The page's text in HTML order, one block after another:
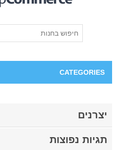
CATEGORIES
Desktops
Electronics
יצרנים
תגיות נפוצות